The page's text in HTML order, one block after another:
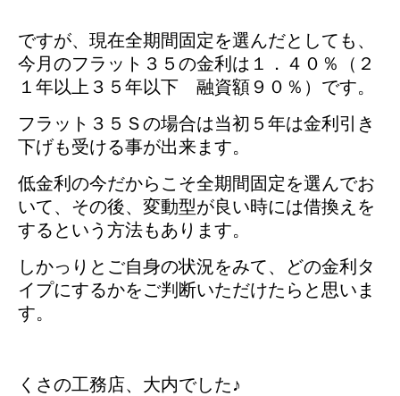
ですが、現在全期間固定を選んだとしても、
今月のフラット３５の金利は１．４０％（２
１年以上３５年以下 融資額９０％ ）です。
フラット３５Ｓの場合は当初５年は金利引き
下げも受ける事が出来ます。
低金利の今だからこそ全期間固定を選んでお
いて、その後、変動型が良い時には借換えを
するという方法もあります。
しかっりとご自身の状況をみて、どの金利タ
イプにするかをご判断いただけたらと思いま
す。
くさの工務店、大内でした♪